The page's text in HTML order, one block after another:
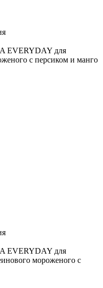
EVERYDAY для
с персиком и манго
EVERYDAY для
мороженого с